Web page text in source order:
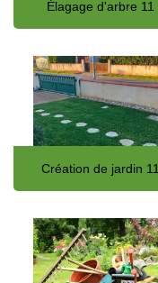
Élagage d'arbre 11
Création de jardin 11